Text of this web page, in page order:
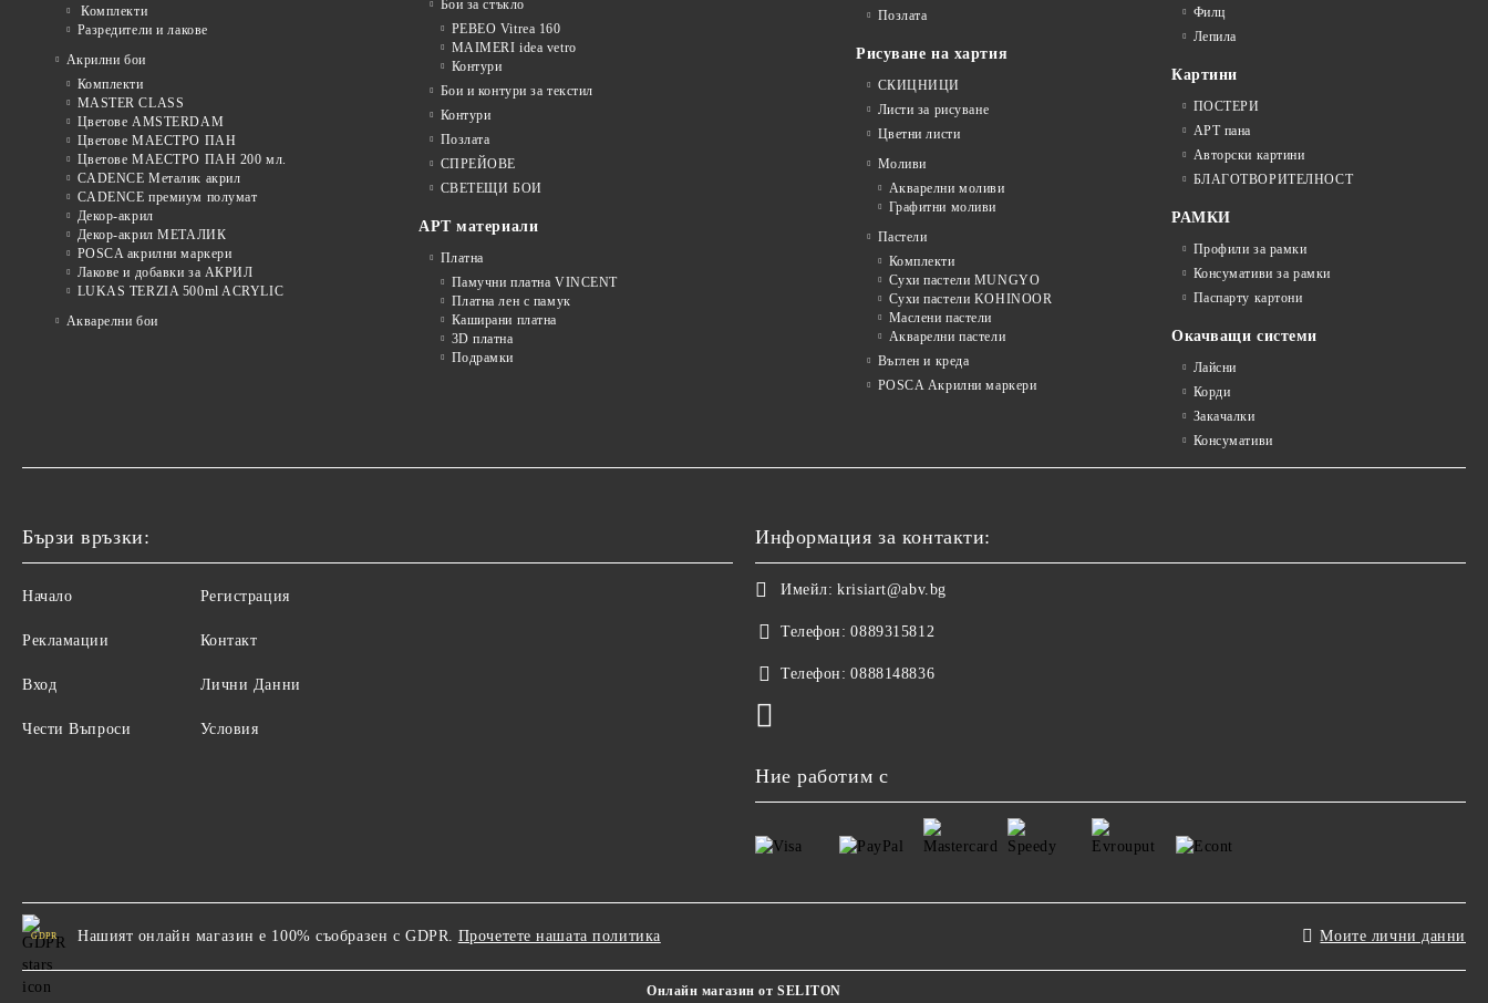
Комплекти
Разредители и лакове
Акрилни бои
Комплекти
MASTER CLASS
Цветове AMSTERDAM
Цветове МАЕСТРО ПАН
Цветове МАЕСТРО ПАН 200 мл.
CADENCE Металик акрил
CADENCE премиум полумат
Декор-акрил
Декор-акрил МЕТАЛИК
POSCA акрилни маркери
Лакове и добавки за АКРИЛ
LUKAS TERZIA 500ml ACRYLIC
Акварелни бои
Бои за стъкло
PEBEO Vitrea 160
MAIMERI idea vetro
Контури
Бои и контури за текстил
Контури
Позлата
СПРЕЙОВЕ
СВЕТЕЩИ БОИ
АРТ материали
Платна
Памучни платна VINCENT
Платна лен с памук
Каширани платна
3D платна
Подрамки
Позлата
Рисуване на хартия
СКИЦНИЦИ
Листи за рисуване
Цветни листи
Моливи
Акварелни моливи
Графитни моливи
Пастели
Комплекти
Сухи пастели MUNGYO
Сухи пастели KOHINOOR
Маслени пастели
Акварелни пастели
Въглен и креда
POSCA Акрилни маркери
Филц
Лепила
Картини
ПОСТЕРИ
АРТ пана
Авторски картини
БЛАГОТВОРИТЕЛНОСТ
РАМКИ
Профили за рамки
Консумативи за рамки
Паспарту картони
Окачващи системи
Лайсни
Корди
Закачалки
Консумативи
Бързи връзки:
Начало
Рекламации
Вход
Чести Въпроси
Регистрация
Контакт
Лични Данни
Условия
Информация за контакти:
Имейл: krisiart@abv.bg
Телефон: 0889315812
Телефон: 0888148836
Ние работим с
GDPR Нашият онлайн магазин е 100% съобразен с GDPR. Прочетете нашата политика Моите лични данни
Онлайн магазин от SELITON